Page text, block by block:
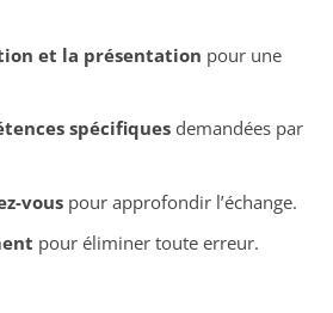
et la présentation pour une
spécifiquesdemandées par
vouspour approfondir l’échange.
pour éliminer toute erreur.